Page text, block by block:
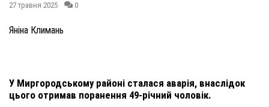
27 травня 2025 0
Яніна Климань
У Миргородському районі сталася аварія, внаслідок
цього отримав поранення 49-річний чоловік.